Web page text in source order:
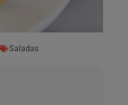
Saladas